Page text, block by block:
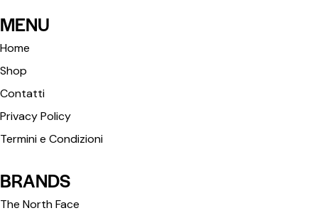
MENU
Home
Shop
Contatti
Privacy Policy
Termini e Condizioni
BRANDS
The North Face